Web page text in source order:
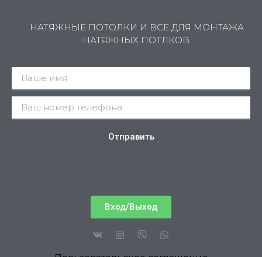
НАТЯЖНЫЕ ПОТОЛКИ И ВСЁ ДЛЯ МОНТАЖА
НАТЯЖНЫХ ПОТЛКОВ
Отправить
Вход/Выход